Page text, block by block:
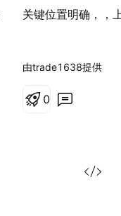
关键位置明确，，
由trade1638提供
0